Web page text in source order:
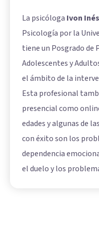
La psicóloga Ivon
Psicología por la
tiene un Posgrado de
Adolescentes y
el ámbito de la
Esta profesional
presencial como
edades y algunas de
con éxito son los
dependencia
el duelo y los